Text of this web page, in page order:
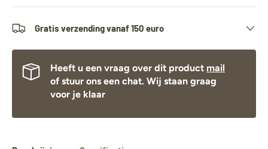
Gratis verzending vanaf 150 euro
Heeft u een vraag over dit product mail
of stuur ons een chat. Wij staan graag
voor je klaar